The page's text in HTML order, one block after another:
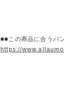
■■この商品に合うパ
https://